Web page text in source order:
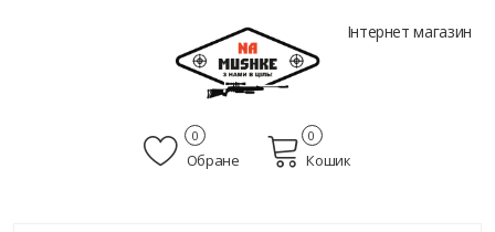
Інтернет магазин
Обране
0
Кошик
0